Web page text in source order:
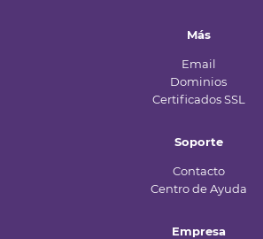
Más
Email
Dominios
Certificados SSL
Soporte
Contacto
Centro de Ayuda
Empresa